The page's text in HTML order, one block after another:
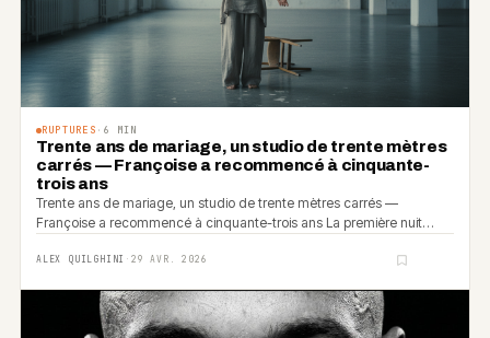
RUPTURES · 6 MIN
Trente ans de mariage, un studio de trente mètres
carrés — Françoise a recommencé à cinquante-
trois ans
Trente ans de mariage, un studio de trente mètres carrés —
Françoise a recommencé à cinquante-trois ans La première nuit
ALEX QUILGHINI · 29 AVR. 2026